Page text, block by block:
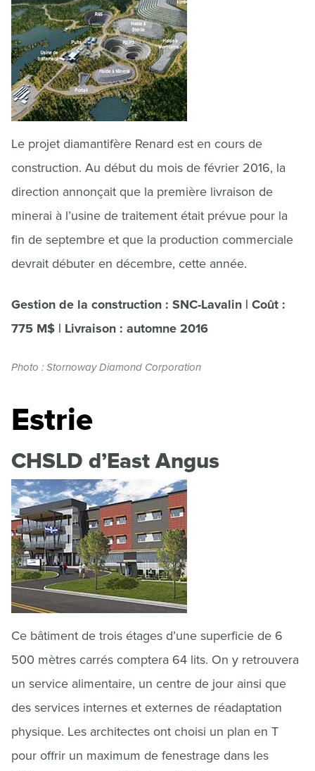
Le projet diamantifère Renard est en cours de
construction. Au début du mois de février 2016, la
direction annonçait que la première livraison de
minerai à l’usine de traitement était prévue pour la
fin de septembre et que la production commerciale
devrait débuter en décembre, cette année.
Gestion de la construction : SNC-Lavalin | Coût :
775 M$ | Livraison : automne 2016
Photo : Stornoway Diamond Corporation
Estrie
CHSLD d’East Angus
Ce bâtiment de trois étages d’une superficie de 6
500 mètres carrés comptera 64 lits. On y retrouvera
un service alimentaire, un centre de jour ainsi que
des services internes et externes de réadaptation
physique. Les architectes ont choisi un plan en T
pour offrir un maximum de fenestrage dans les